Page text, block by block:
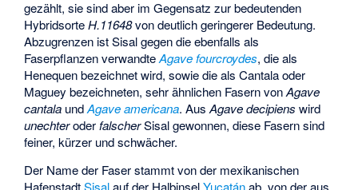
gezählt, sie sind aber im Gegensatz zur bedeutenden
HybridsorteH.11648von deutlich geringerer Bedeutung.
Abzugrenzen ist Sisal gegen die ebenfalls als
Faserpflanzen verwandteAgave fourcroydes, die als
Henequenbezeichnet wird, sowie die alsCantalaoder
Maguey bezeichneten, sehr ähnlichen Fasern vonAgave
cantala undAgave americana. AusAgave decipiens wird
unechteroderfalscherSisal gewonnen, diese Fasern sind
feiner, kürzer und schwächer.
Der Name der Faser stammt von der mexikanischen
HafenstadtSisalauf der HalbinselYucatánab, von der aus